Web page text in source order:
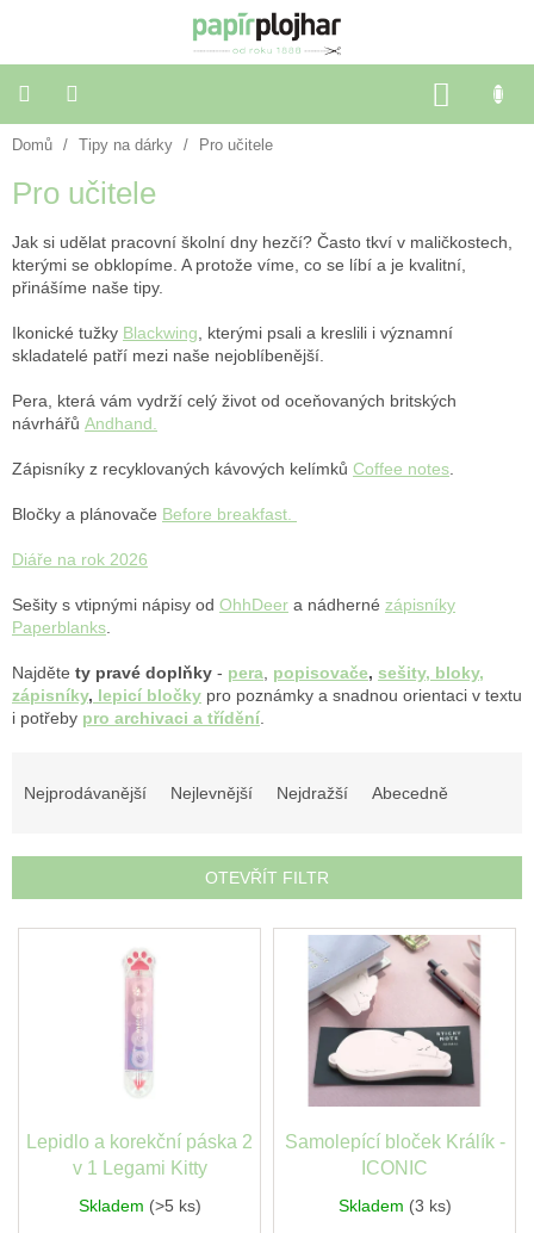
KOŠÍK
Balení
a
doplňky
Škola
a
kancelář
Výtvarné
🌈
Festivalové
České
značky
Tipy
na
dárky
Domů / Tipy na dárky / Pro učitele
Pro učitele
Jak si udělat pracovní školní dny hezčí? Často tkví v maličkostech,
kterými se obklopíme. A protože víme, co se líbí a je kvalitní,
přinášíme naše tipy.
Ikonické tužky Blackwing , kterými psali a kreslili i významní
skladatelé patří mezi naše nejoblíbenější.
Pera, která vám vydrží celý život od oceňovaných britských
návrhářů Andhand.
Zápisníky z recyklovaných kávových kelímků Coffee notes
Bločky a plánovače Before breakfast.
Diáře na rok 2026
Sešity s vtipnými nápisy od OhhDeer a nádherné zápisníky
Paperblanks
Najděte ty pravé doplňky - pera popisovače, sešity, bloky,
zápisníky, lepicí bločky pro poznámky a snadnou orientaci v textu
i potřeby pro archivaci a třídění
í
p
Nejprodávanější Nejlevnější Nejdražší Abecedně
OTEVŘÍT FILTR
V
Lepidlo a korekční páska 2
v 1 Legami Kitty
Skladem (>5 ks)
Samolepící bloček Králík -
ICONIC
Skladem (3 ks)